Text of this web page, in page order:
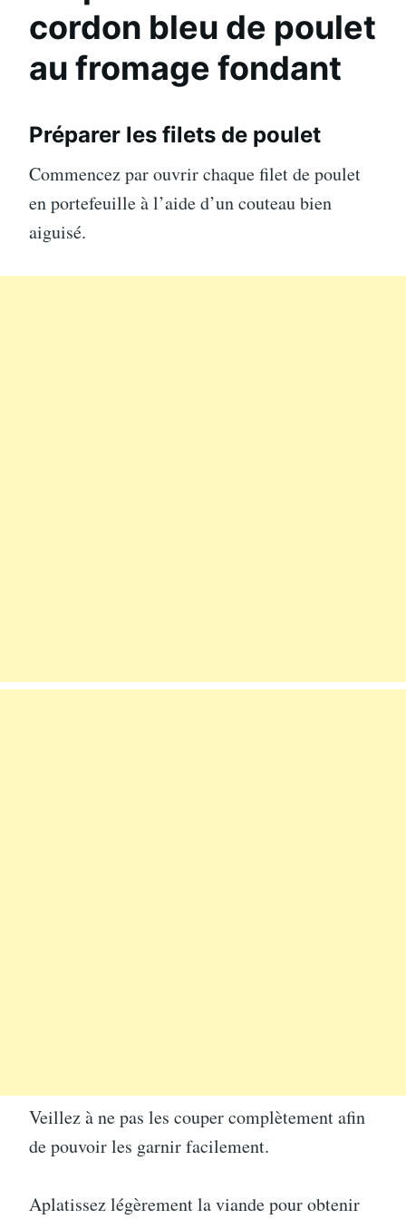
cordon bleu de poulet
au fromage fondant
Préparer les filets de poulet
Commencez par ouvrir chaque filet de poulet
en portefeuille à l’aide d’un couteau bien
aiguisé.
Veillez à ne pas les couper complètement afin
de pouvoir les garnir facilement.
Aplatissez légèrement la viande pour obtenir